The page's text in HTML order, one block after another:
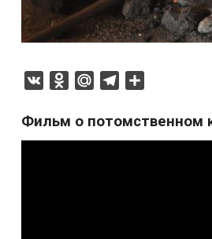
VK Odnoklassniki
Mail.RuTelegram
Фильм о потомственном